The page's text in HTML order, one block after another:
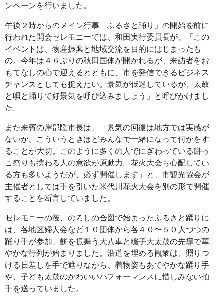
ンペーンを行いました。
午後２時からのメイン行事「ふるさと踊り」の開始を前に
行われた開会セレモニーでは、和田実行委員長が、「この
イベントは、物産振興と地域交流を目的にはじまったも
の。今年は４６ぶりの秋田国体が開かれるが、来訪者をお
もてなしの心で迎えるとともに、市を発信できるビジネス
チャンスとしても捉えたい。景気が低迷しているが、太鼓
と唄と踊りで好景気を呼び込みましょう」と呼びかけまし
た。
また来賓の岸部陞市長は、「景気の回復は地方では実感が
ないが、こういうときほどみんなで一緒になって何かをす
ることが大切。このように多くの人でにぎわっている餅っ
こ祭りも携わる人の意欲が原動力。花火大会も心配してい
る方も多いようだが、必ず開催します」と、市観光協会が
主催者としては手を引いた米代川花火大会を別の形で開催
することを断言していました。
セレモニーの後、のろしの合図で始まったふるさと踊りに
は、各地区婦人会など１０団体から各４０〜５０人づつの
踊り手が参加、餅を振舞う大八車と綴子大太鼓の先導で華
やかな行列が始まりました。沿道を埋める観衆は、照りつ
ける日差しを手で遮りながら、着物姿もあでやかな踊り手
や、子ども太鼓のかわいいパフォーマンスに惜しみない拍
手を送っていました。